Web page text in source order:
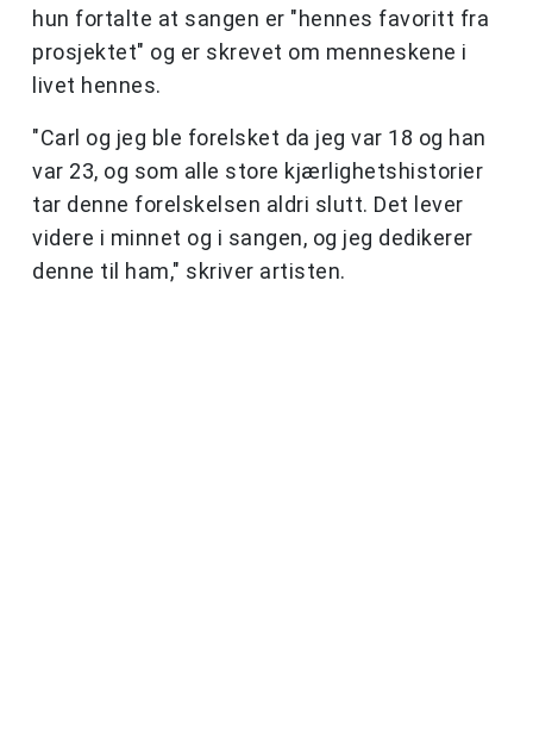
hun fortalte at sangen er "hennes favoritt fra
prosjektet" og er skrevet om menneskene i
livet hennes.
"Carl og jeg ble forelsket da jeg var 18 og han
var 23, og som alle store kjærlighetshistorier
tar denne forelskelsen aldri slutt. Det lever
videre i minnet og i sangen, og jeg dedikerer
denne til ham," skriver artisten.